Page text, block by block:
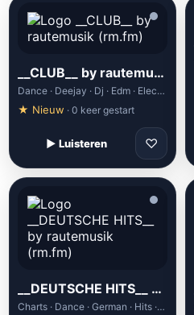
__CLUB__ by rautemusik (rm.fm)
Dance · Deejay · Dj · Edm · Electronic
★ Nieuw · 0 keer gestart
▶ Luisteren ♡
__DEUTSCHE HITS__ by rautemusik (rm.fm)
Charts · Dance · German · Hits · Pop